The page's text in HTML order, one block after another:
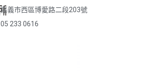
嘉義市西區博愛路二段203號
05 233 0616